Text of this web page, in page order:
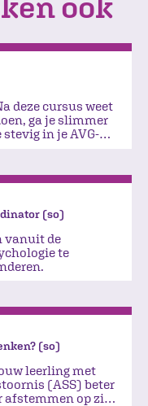
deze cursus weet
ga je slimmer
in je AVG-
(so)
vanuit de
te
(so)
leerling met
(ASS) beter
afstemmen op zijn